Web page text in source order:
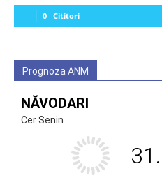
0 Cititori
Prognoza ANM
NĂVODARI
Cer Senin